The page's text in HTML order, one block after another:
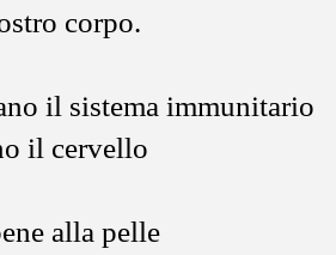
corpo.
il sistema immunitario
il cervello
alla pelle